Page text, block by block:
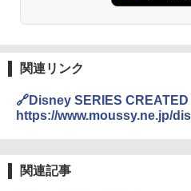
関連リンク
🔗Disney SERIES
https://www.moussy.ne.jp/
関連記事